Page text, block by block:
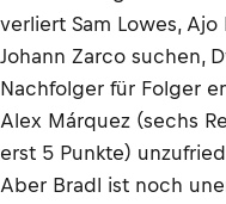
verliert Sam Lowes,
Johann Zarco suchen,
Nachfolger für Folger
Alex Márquez (sechs
erst 5 Punkte)
Aber Bradl ist noch